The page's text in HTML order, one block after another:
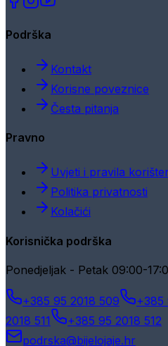
Podrška
Kontakt
Korisne poveznice
Česta pitanja
Pravno
Uvjeti i pravila
Politika privatnosti
Kolačići
Korisnička podrška
Ponedjeljak - Petak 09:00-
+385 95 2018 509 +385
2018 511
+385 95 2018 512
podrska@bijelojaje.hr